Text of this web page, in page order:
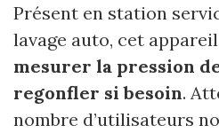
Présent en station
lavage auto, cet appareil
mesurer la pression
regonfler si besoin.
nombre d’utilisateurs